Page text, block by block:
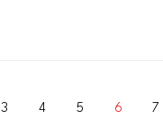
3 4 5 6 7